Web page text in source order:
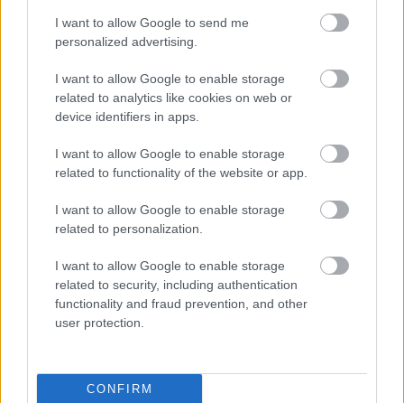
I want to allow Google to send me
personalized advertising.
I want to allow Google to enable storage
related to analytics like cookies on web or
device identifiers in apps.
I want to allow Google to enable storage
related to functionality of the website or app.
I want to allow Google to enable storage
related to personalization.
I want to allow Google to enable storage
related to security, including authentication
functionality and fraud prevention, and other
user protection.
CONFIRM
καθαρίζεις κάθε εβδομάδα
που ντύνεσαι
ALEXA CHUNG
ALEXA CHUNG ΣΤΙΛ
SKINNY JEANS
ΤΖΙΝ